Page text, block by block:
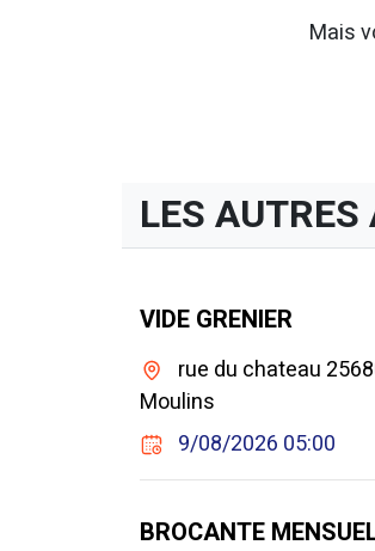
Mais
LES
VIDE GRENIER
rue du chateau
Moulins
9/08/2026 05:00
BROCANTE